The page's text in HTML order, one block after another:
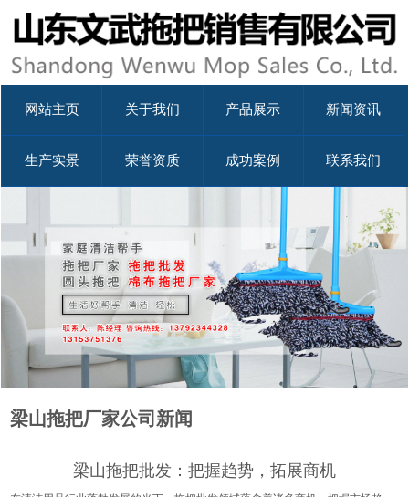
网站主页 关于我们 产品展示 新闻资讯
生产实景 荣誉资质 成功案例 联系我们
梁山拖把厂家公司新闻
梁山拖把批发：把握趋势，拓展商机